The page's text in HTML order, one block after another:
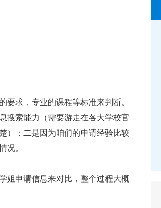
要求，专业的课程等标准来判断。
搜索能力（需要游走在各大学校官
）；二是因为咱们的申请经验比较
况。
姐申请信息来对比，整个过程大概